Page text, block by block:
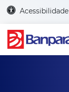
Acessibilidade